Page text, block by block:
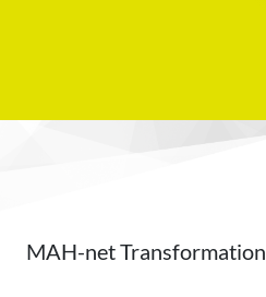
MAH-net